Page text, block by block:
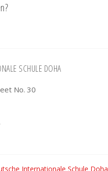
SCHULE DOHA
No. 30
Internationale Schule Doha